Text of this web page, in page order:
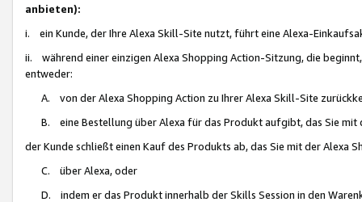
anbieten):
i. ein Kunde, der Ihre Alexa Skill-Site nutzt, führt eine Alexa-
ii. während einer einzigen Alexa Shopping Action-Sitzung, die
entweder:
A. von der Alexa Shopping Action zu Ihrer Alexa Skill-Site
B. eine Bestellung über Alexa für das Produkt aufgibt, das Sie mit
der Kunde schließt einen Kauf des Produkts ab, das Sie mit der Alexa
C. über Alexa, oder
D. indem er das Produkt innerhalb der Skills Session in den